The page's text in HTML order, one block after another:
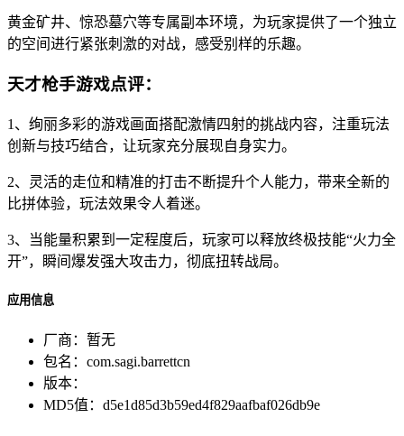
黄金矿井、惊恐墓穴等专属副本环境，为玩家提供了一个独立
的空间进行紧张刺激的对战，感受别样的乐趣。
天才枪手游戏点评：
1、绚丽多彩的游戏画面搭配激情四射的挑战内容，注重玩法
创新与技巧结合，让玩家充分展现自身实力。
2、灵活的走位和精准的打击不断提升个人能力，带来全新的
比拼体验，玩法效果令人着迷。
3、当能量积累到一定程度后，玩家可以释放终极技能“火力全
开”，瞬间爆发强大攻击力，彻底扭转战局。
应用信息
厂商： 暂无
包名： com.sagi.barrettcn
版本：
MD5值： d5e1d85d3b59ed4f829aafbaf026db9e